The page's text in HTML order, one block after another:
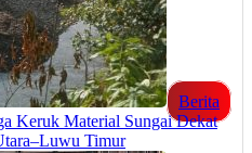
Berita
Keruk Material Sungai Dekat
Timur